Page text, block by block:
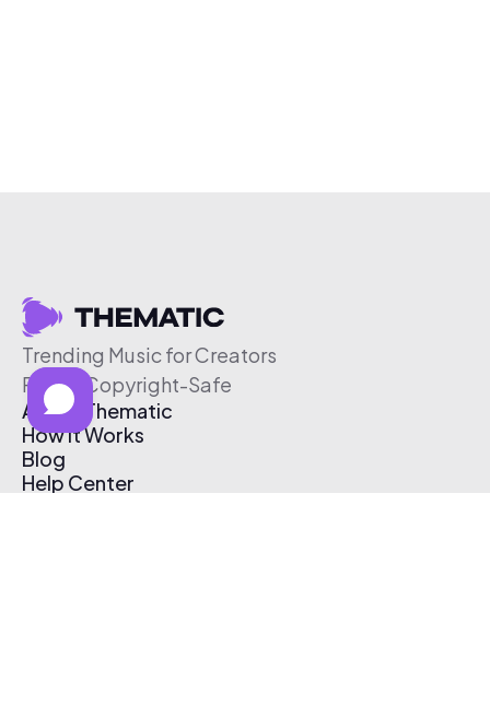
Trending Music for Creators
Free & Copyright-Safe
About Thematic
How It Works
Blog
Help Center